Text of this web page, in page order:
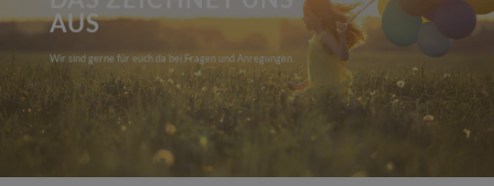
AUS
Wir sind gerne für euch da bei Fragen und Anregungen.